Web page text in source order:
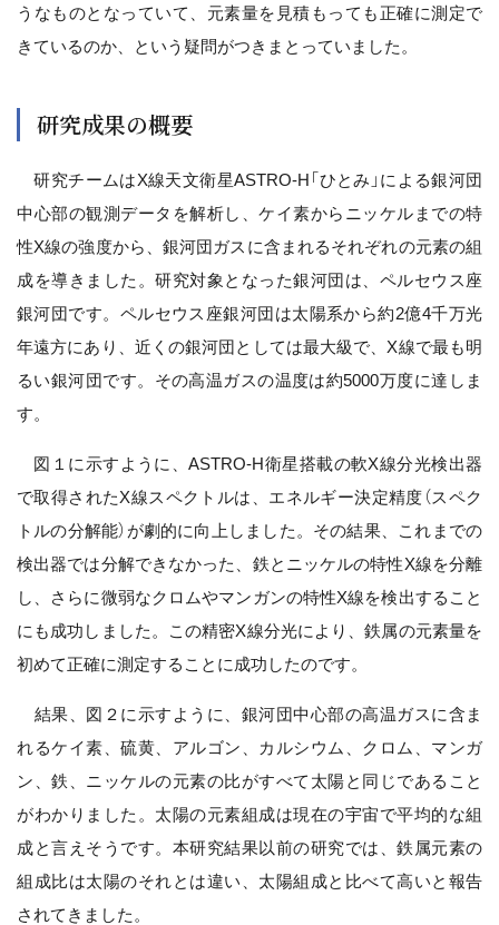
うなものとなっていて、元素量を見積もっても正確に測定で
きているのか、という疑問がつきまとっていました。
研究成果の概要
研究チームはX線天文衛星ASTRO-H「ひとみ」による銀河団
中心部の観測データを解析し、ケイ素からニッケルまでの特
性X線の強度から、銀河団ガスに含まれるそれぞれの元素の組
成を導きました。研究対象となった銀河団は、ペルセウス座
銀河団です。ペルセウス座銀河団は太陽系から約2億4千万光
年遠方にあり、近くの銀河団としては最大級で、X線で最も明
るい銀河団です。その高温ガスの温度は約5000万度に達しま
す。
図１に示すように、ASTRO-H衛星搭載の軟X線分光検出器
で取得されたX線スペクトルは、エネルギー決定精度（スペク
トルの分解能）が劇的に向上しました。その結果、これまでの
検出器では分解できなかった、鉄とニッケルの特性X線を分離
し、さらに微弱なクロムやマンガンの特性X線を検出すること
にも成功しました。この精密X線分光により、鉄属の元素量を
初めて正確に測定することに成功したのです。
結果、図２に示すように、銀河団中心部の高温ガスに含ま
れるケイ素、硫黄、アルゴン、カルシウム、クロム、マンガ
ン、鉄、ニッケルの元素の比がすべて太陽と同じであること
がわかりました。太陽の元素組成は現在の宇宙で平均的な組
成と言えそうです。本研究結果以前の研究では、鉄属元素の
組成比は太陽のそれとは違い、太陽組成と比べて高いと報告
されてきました。